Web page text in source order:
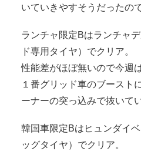
いていきやすそうだったの
ランチャ限定Bはランチャ
ド専用タイヤ）でクリア。
性能差がほぼ無いので今週
１番グリッド車のブースト
ーナーの突っ込みで抜いて
韓国車限定Bはヒュンダイ
ッグタイヤ）でクリア。